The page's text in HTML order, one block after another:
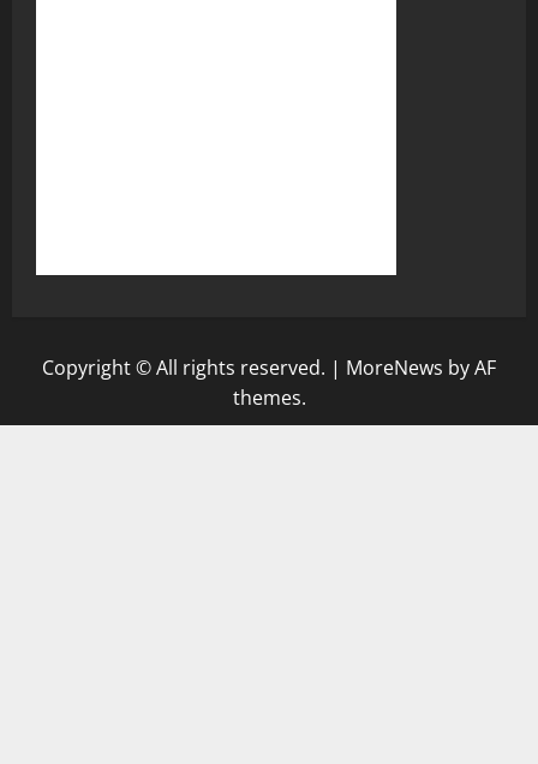
Copyright © All rights reserved. | MoreNews by AF
themes.